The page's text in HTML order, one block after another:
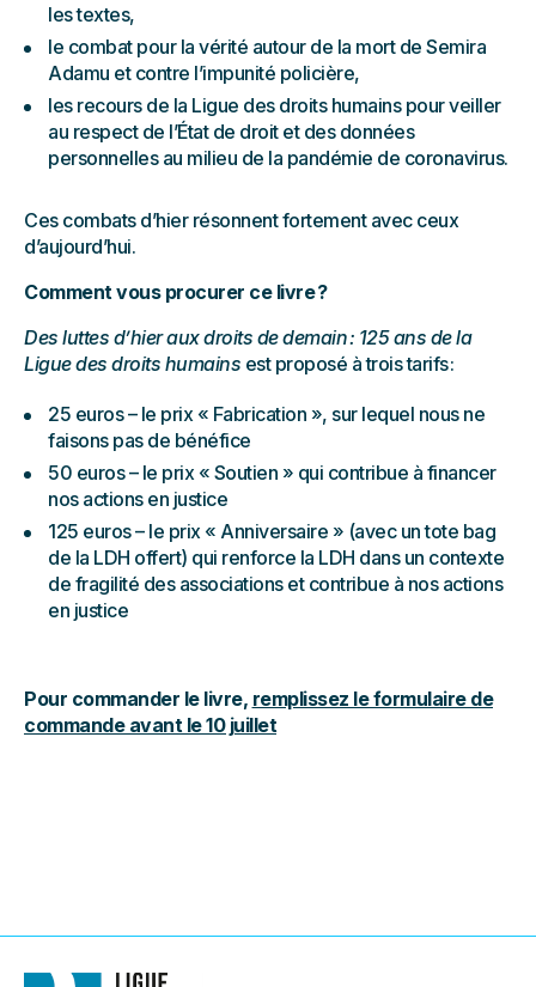
les textes,
le combat pour la vérité autour de la mort de Semira
Adamu et contre l’impunité policière,
les recours de la Ligue des droits humains pour veiller
au respect de l’État de droit et des données
personnelles au milieu de la pandémie de coronavirus.
Ces combats d’hier résonnent fortement avec ceux
d’aujourd’hui.
Comment vous procurer ce livre ?
Des luttes d’hier aux droits de demain : 125 ans de la
Ligue des droits humains est proposé à trois tarifs :
25 euros – le prix « Fabrication », sur lequel nous ne
faisons pas de bénéfice
50 euros – le prix « Soutien » qui contribue à financer
nos actions en justice
125 euros – le prix « Anniversaire » (avec un tote bag
de la LDH offert) qui renforce la LDH dans un contexte
de fragilité des associations et contribue à nos actions
en justice
Pour commander le livre, remplissez le formulaire de
commande avant le 10 juillet